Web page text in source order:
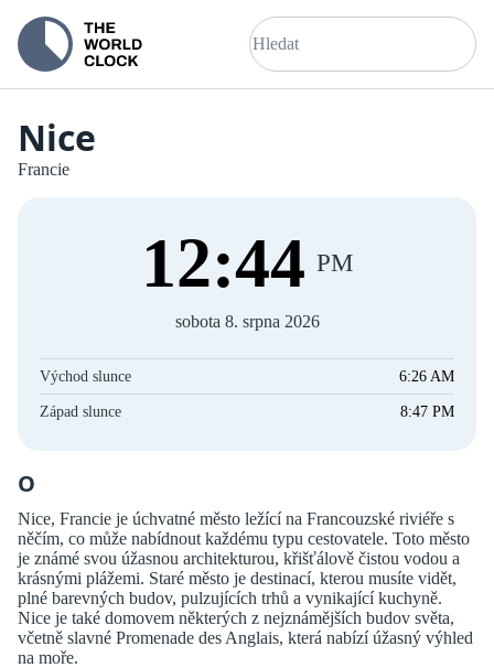
Nice
Francie
12:44 PM
sobota 8. srpna 2026
Východ slunce 6:26 AM
Západ slunce 8:47 PM
O
Nice, Francie je úchvatné město ležící na Francouzské riviéře s
něčím, co může nabídnout každému typu cestovatele. Toto město
je známé svou úžasnou architekturou, křišťálově čistou vodou a
krásnými plážemi. Staré město je destinací, kterou musíte vidět,
plné barevných budov, pulzujících trhů a vynikající kuchyně.
Nice je také domovem některých z nejznámějších budov světa,
včetně slavné Promenade des Anglais, která nabízí úžasný výhled
na moře.